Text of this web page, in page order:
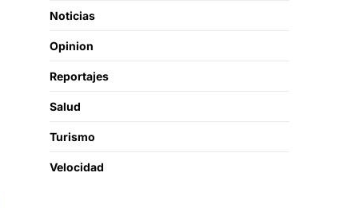
Noticias
Opinion
Reportajes
Salud
Turismo
Velocidad